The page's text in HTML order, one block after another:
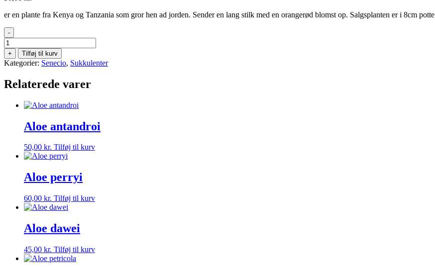
er en plante fra Kenya og Tanzania som gror hen ad jorden. Sender en lang stilk med en orangerød blomst op. Salgsplanten er i 8cm potte
-
Senecio
jacobsenii
antal
+ Tilføj til kurv
Kategorier: Senecio, Sukkulenter
Relaterede varer
Aloe antandroi
50,00 kr. Tilføj til kurv
Aloe perryi
60,00 kr. Tilføj til kurv
Aloe dawei
45,00 kr. Tilføj til kurv